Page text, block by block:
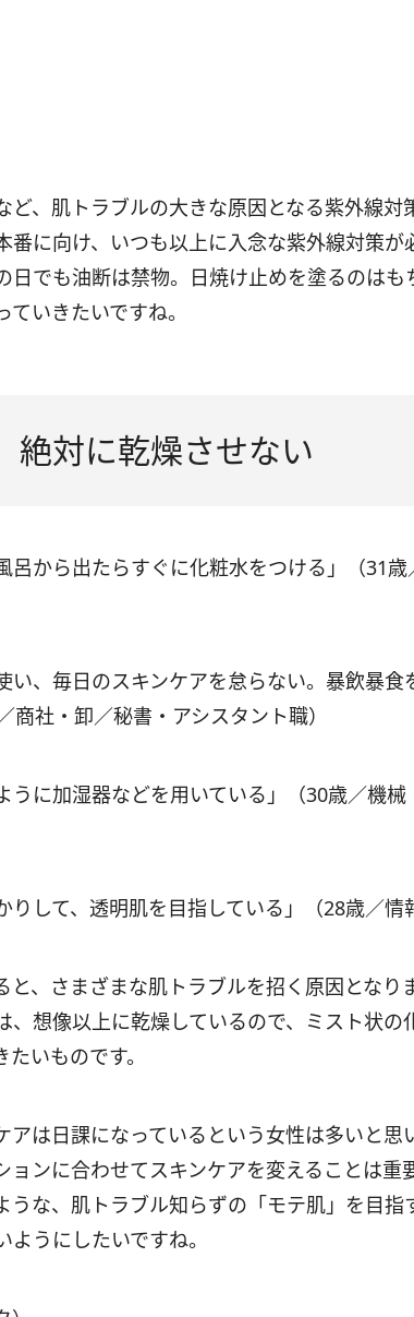
ど、肌トラブルの大きな原因となる紫外線対
番に向け、いつも以上に入念な紫外線対策が
日でも油断は禁物。日焼け止めを塗るのはも
ていきたいですね。
対に乾燥させない
呂から出たらすぐに化粧水をつける」（31
い、毎日のスキンケアを怠らない。暴飲暴
商社・卸／秘書・アシスタント職）
うに加湿器などを用いている」（30歳／機
りして、透明肌を目指している」（28歳／情
と、さまざまな肌トラブルを招く原因となり
、想像以上に乾燥しているので、ミスト状の
いものです。
アは日課になっているという女性は多いと思
ョンに合わせてスキンケアを変えることは重
うな、肌トラブル知らずの「モテ肌」を目指
うにしたいですね。